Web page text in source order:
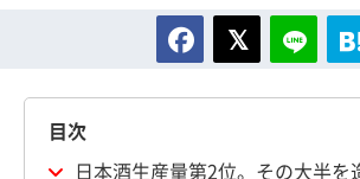
目次
日本酒生産量第2位。その大半を